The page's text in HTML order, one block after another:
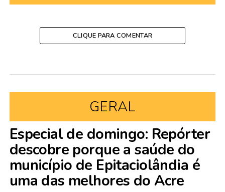
CLIQUE PARA COMENTAR
GERAL
Especial de domingo: Repórter
descobre porque a saúde do
município de Epitaciolândia é
uma das melhores do Acre